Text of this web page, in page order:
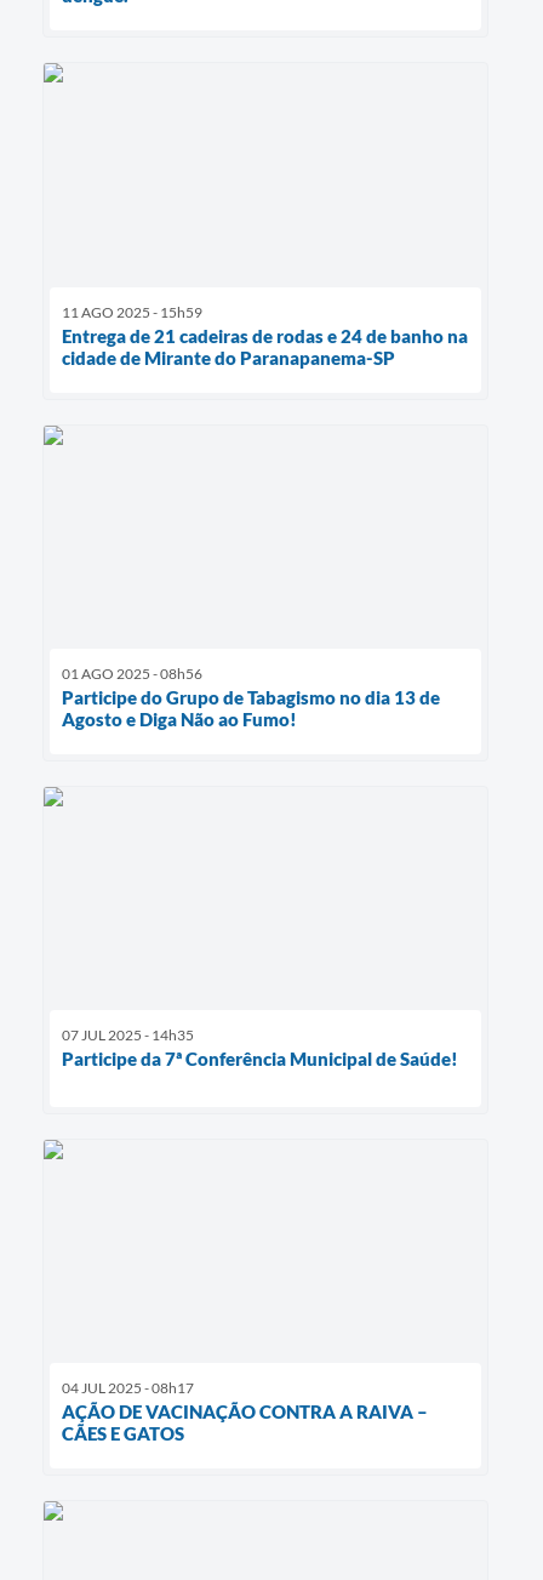
11 AGO 2025 - 15h59
Entrega de 21 cadeiras de rodas e 24 de banho na
cidade de Mirante do Paranapanema-SP
01 AGO 2025 - 08h56
Participe do Grupo de Tabagismo no dia 13 de
Agosto e Diga Não ao Fumo!
07 JUL 2025 - 14h35
Participe da 7ª Conferência Municipal de Saúde!
04 JUL 2025 - 08h17
AÇÃO DE VACINAÇÃO CONTRA A RAIVA –
CÃES E GATOS